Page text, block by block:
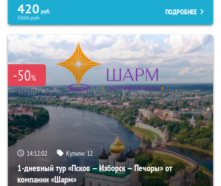
420 руб.
3300руб.
ПОДРОБНЕЕ
-50%
14:12:00 Купили:12
1-дневный тур «Псков — Изборск — Печоры» от
компании «Шарм»